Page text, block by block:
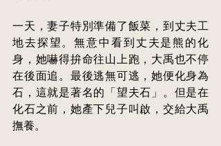
一天，妻子特別準備了飯菜，到丈夫工
地去探望。無意中看到丈夫是熊的化
身，她嚇得拚命往山上跑，大禹也不停
在後面追。最後逃無可逃，她便化身為
石，這就是著名的「望夫石」。但是在
化石之前，她產下兒子叫啟，交給大禹
撫養。